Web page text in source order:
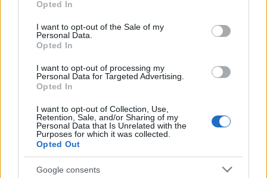
use your data for below specified purposes in below Google
consent section.
Opted In
I want to opt-out of the Sale of my
Personal Data.
Opted In
I want to opt-out of processing my
Personal Data for Targeted Advertising.
Opted In
I want to opt-out of Collection, Use,
Retention, Sale, and/or Sharing of my
Personal Data that Is Unrelated with the
Purposes for which it was collected.
Opted Out
Google consents
NECROLOGIE